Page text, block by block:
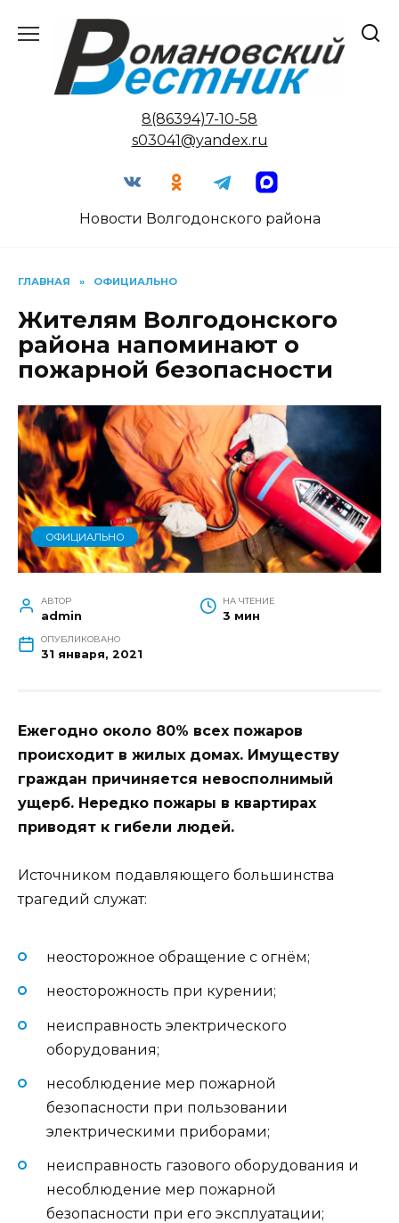
содержанию
8(86394)7-10-58
s03041@yandex.ru
Новости Волгодонского района
ГЛАВНАЯ » ОФИЦИАЛЬНО
Жителям Волгодонского
района напоминают о
пожарной безопасности
ОФИЦИАЛЬНО
АВТОР
admin
НА ЧТЕНИЕ
3 мин
ОПУБЛИКОВАНО
31 января, 2021
Ежегодно около 80% всех пожаров
происходит в жилых домах. Имуществу
граждан причиняется невосполнимый
ущерб. Нередко пожары в квартирах
приводят к гибели людей.
Источником подавляющего большинства
трагедий служат:
неосторожное обращение с огнём;
неосторожность при курении;
неисправность электрического
оборудования;
несоблюдение мер пожарной
безопасности при пользовании
электрическими приборами;
неисправность газового оборудования и
несоблюдение мер пожарной
безопасности при его эксплуатации;